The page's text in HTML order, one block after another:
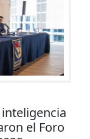
el Foro